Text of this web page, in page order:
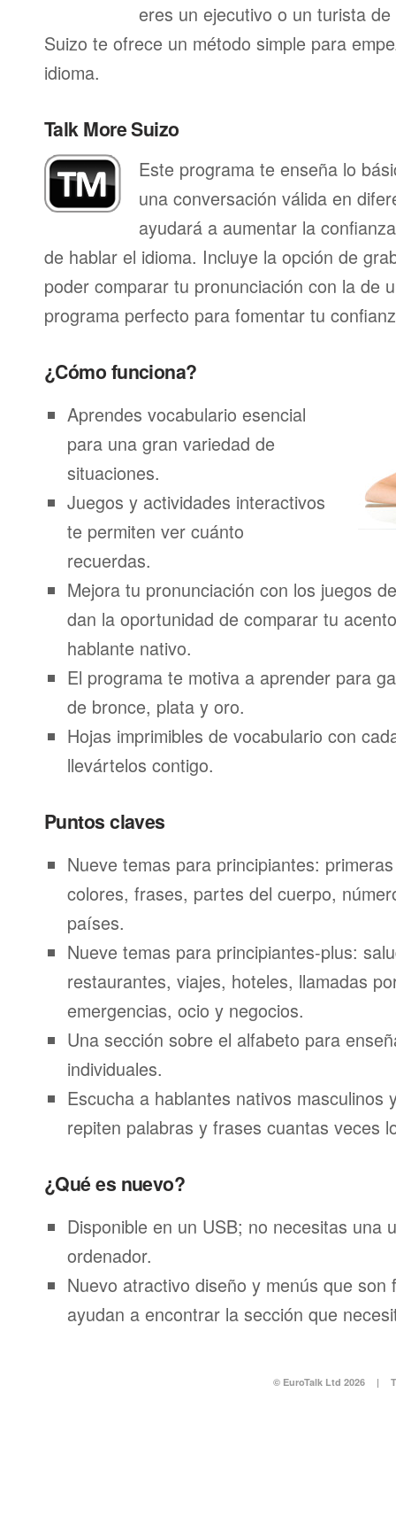
eres un ejecutivo o un turista
Suizo te ofrece un método simple para
idioma.
Talk More Suizo
Este programa te enseña lo
una conversación válida en
ayudará a aumentar la
de hablar el idioma. Incluye la opción de
poder comparar tu pronunciación con la de
programa perfecto para fomentar tu
¿Cómo funciona?
Aprendes vocabulario esencial
para una gran variedad de
situaciones.
Juegos y actividades interactivos
te permiten ver cuánto
recuerdas.
Mejora tu pronunciación con los juegos
dan la oportunidad de comparar tu
hablante nativo.
El programa te motiva a aprender para
de bronce, plata y oro.
Hojas imprimibles de vocabulario con
llevártelos contigo.
Puntos claves
Nueve temas para principiantes:
colores, frases, partes del cuerpo,
países.
Nueve temas para principiantes-plus:
restaurantes, viajes, hoteles, llamadas
emergencias, ocio y negocios.
Una sección sobre el alfabeto para
individuales.
Escucha a hablantes nativos masculinos
repiten palabras y frases cuantas veces
¿Qué es nuevo?
Disponible en un USB; no necesitas una
ordenador.
Nuevo atractivo diseño y menús que son
ayudan a encontrar la sección que
© EuroTalk Ltd 2026 |